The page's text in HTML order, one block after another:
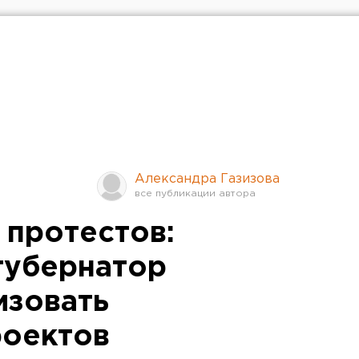
Александра Газизова